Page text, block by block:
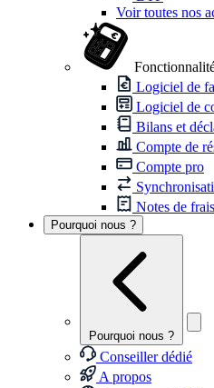
Voir toutes nos
Logiciel de
Logiciel de
Bilans et
Compte de
Compte pro
Notes de frais
Pourquoi nous ?
Pourquoi nous ?
Conseiller dédié
A propos